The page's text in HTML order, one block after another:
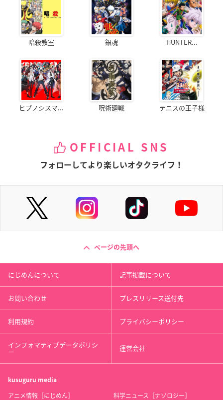
暗殺教室 銀魂 HUNTER...
ヒプノシスマ... 呪術廻戦 テニスの王子様
OFFICIAL SNS
フォローしてより楽しいオタクライフ！
ページの先頭へ
にじめんについて 記事掲載について
お問い合わせ プレスリリース送付先
利用規約 プライバシーポリシー
インフォマティブデータポリシ
ー 運営会社
kusuguru media
アニメ情報［にじめん］ 科学ニュース［ナゾロジー］